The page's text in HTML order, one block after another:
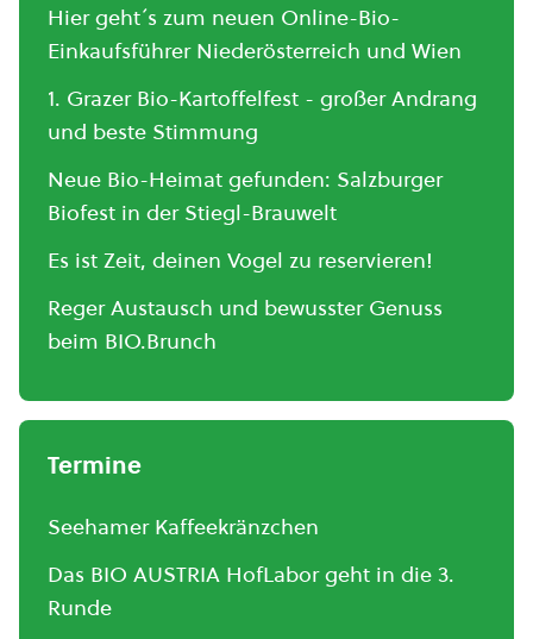
Hier geht´s zum neuen Online-Bio-
Einkaufsführer Niederösterreich und Wien
1. Grazer Bio-Kartoffelfest - großer Andrang
und beste Stimmung
Neue Bio-Heimat gefunden: Salzburger
Biofest in der Stiegl-Brauwelt
Es ist Zeit, deinen Vogel zu reservieren!
Reger Austausch und bewusster Genuss
beim BIO.Brunch
Termine
Seehamer Kaffeekränzchen
Das BIO AUSTRIA HofLabor geht in die 3.
Runde